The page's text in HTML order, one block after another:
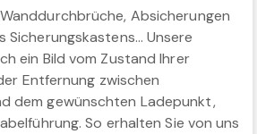
Absicherungen
Sicherungskastens… Unsere
ein Bild vom Zustand Ihrer
Entfernung zwischen
dem gewünschten Ladepunkt,
So erhalten Sie von uns